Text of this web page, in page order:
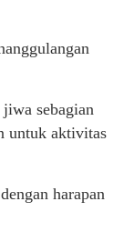
sebagian
untuk aktivitas
harapan